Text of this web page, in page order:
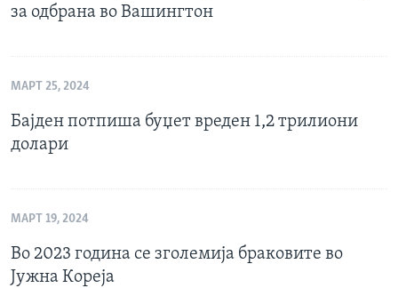
за одбрана во Вашингтон
МАРТ 25, 2024
Бајден потпиша буџет вреден 1,2 трилиони
долари
МАРТ 19, 2024
Во 2023 година се зголемија браковите во
Јужна Кореја